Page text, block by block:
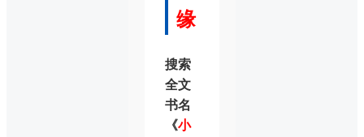
缘
搜索
全文
书名
《小